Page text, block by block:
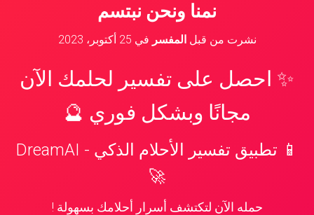
نمنا ونحن نبتسم
نشرت من قبلالمفسر في 25 أكتوبر، 2023
✨ احصل على تفسير لحلمك الآن
مجانًا وبشكل فوري 🔮
📱 تطبيق تفسير الأحلام الذكي - DreamAI
🚀
حمله الآن لتكتشف أسرار أحلامك بسهولة !